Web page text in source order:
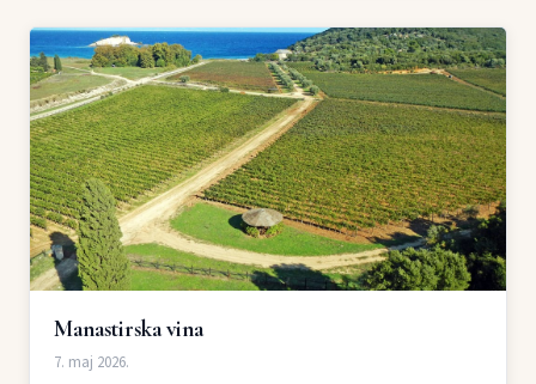
Manastirska vina
7. maj 2026.